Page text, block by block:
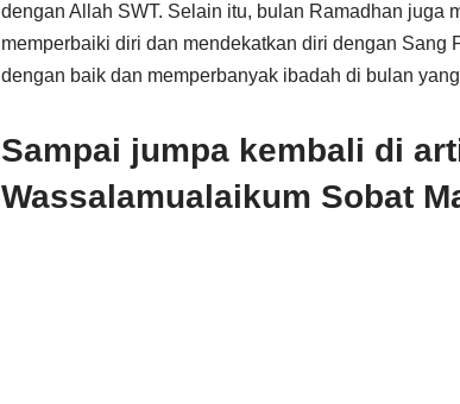
dengan Allah SWT. Selain itu, bulan Ramadhan juga
memperbaiki diri dan mendekatkan diri dengan Sang
dengan baik dan memperbanyak ibadah di bulan
Sampai jumpa kembali di
Wassalamualaikum Sobat